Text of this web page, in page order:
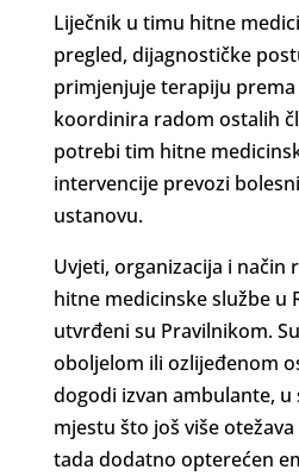
Liječnik u timu hitne
pregled, dijagnostičke
primjenjuje terapiju
koordinira radom ostalih
potrebi tim hitne
intervencije prevozi
ustanovu.
Uvjeti, organizacija i način
hitne medicinske službe u
utvrđeni su Pravilnikom.
oboljelom ili ozlijeđenom
dogodi izvan ambulante,
mjestu što još više
tada dodatno opterećen